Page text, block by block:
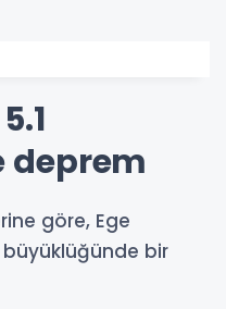
deprem
göre, Ege
büyüklüğünde bir